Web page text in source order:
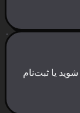
یا ثبت‌نام